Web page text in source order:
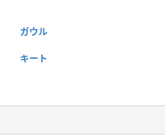
ガウル
キート